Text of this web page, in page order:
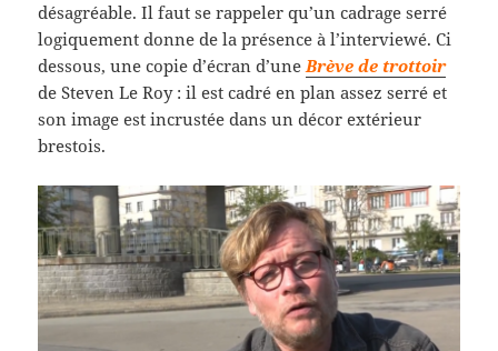
désagréable. Il faut se rappeler qu’un cadrage serré
logiquement donne de la présence à l’interviewé. Ci
dessous, une copie d’écran d’uneBrève de trottoir
de Steven Le Roy : il est cadré en plan assez serré et
son image est incrustée dans un décor extérieur
brestois.